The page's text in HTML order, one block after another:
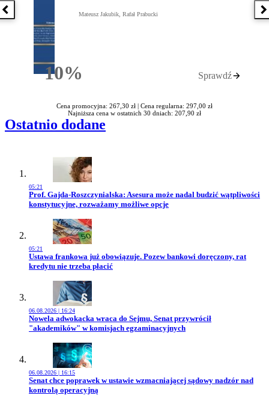
Poprzednia książka
10%Rabatu
Mateusz Jakubik, Rafał Prabucki
Sprawdź
Cena promocyjna: 267,30 zł | Cena regularna: 297,00 zł
Najniższa cena w ostatnich 30 dniach: 207,90 zł
Ostatnio dodane
05:21
Przejdź do artykułu:
Prof. Gajda-Roszczynialska: Asesura może nadal budzić wątpliwości
konstytucyjne, rozważamy możliwe opcje
05:21
Przejdź do artykułu:
Ustawa frankowa już obowiązuje. Pozew bankowi doręczony, rat
kredytu nie trzeba płacić
06.08.2026 | 16:24
Przejdź do artykułu:
Nowela adwokacka wraca do Sejmu, Senat przywrócił
"akademików" w komisjach egzaminacyjnych
06.08.2026 | 16:15
Przejdź do artykułu:
Senat chce poprawek w ustawie wzmacniającej sądowy nadzór nad
kontrolą operacyjną